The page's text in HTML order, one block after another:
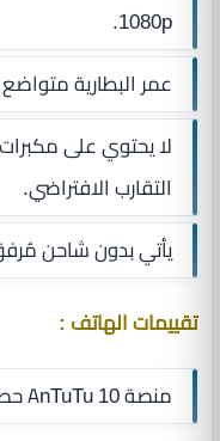
1080p.
عمر البطارية
لا يحتوي على
التقارب الافتراضي.
يأتي بدون شاحن
تقييمات الهاتف :
منصة AnTuTu 10 حصل علي : 579811 نقطة.